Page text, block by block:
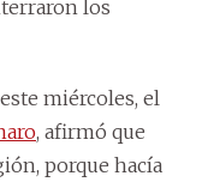
los
miércoles, el
, afirmó que
porque hacía